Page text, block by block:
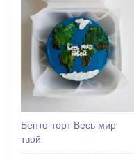
Бенто-торт Весь мир
твой